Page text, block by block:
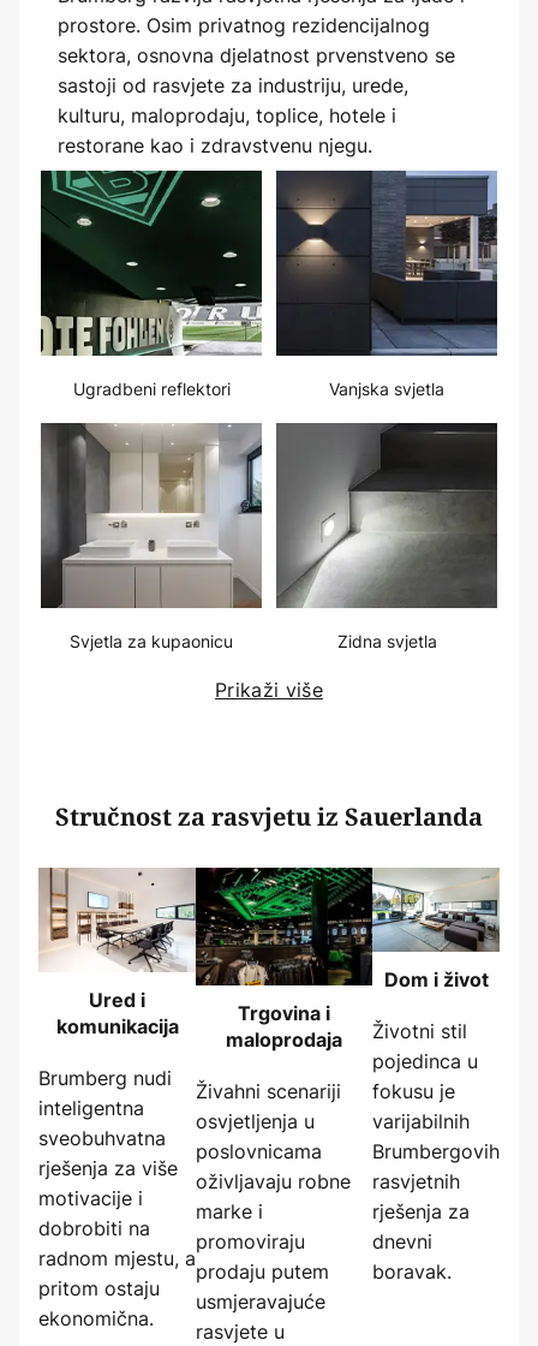
prostore. Osim privatnog rezidencijalnog
sektora, osnovna djelatnost prvenstveno se
sastoji od rasvjete za industriju, urede,
kulturu, maloprodaju, toplice, hotele i
restorane kao i zdravstvenu njegu.
Ugradbeni reflektori Vanjska svjetla
Svjetla za kupaonicu Zidna svjetla
Prikaži više
Stručnost za rasvjetu iz Sauerlanda
Ured i
komunikacija
Brumberg nudi
inteligentna
sveobuhvatna
rješenja za više
motivacije i
dobrobiti na
radnom mjestu, a
pritom ostaju
ekonomična.
Trgovina i
maloprodaja
Živahni scenariji
osvjetljenja u
poslovnicama
oživljavaju robne
marke i
promoviraju
prodaju putem
usmjeravajuće
rasvjete u
Dom i život
Životni stil
pojedinca u
fokusu je
varijabilnih
Brumbergovih
rasvjetnih
rješenja za
dnevni
boravak.